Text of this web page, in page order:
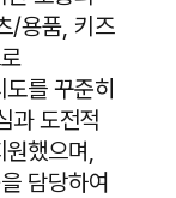
/용품, 키즈
를 꾸준히
과 도전적
했으며,
담당하여